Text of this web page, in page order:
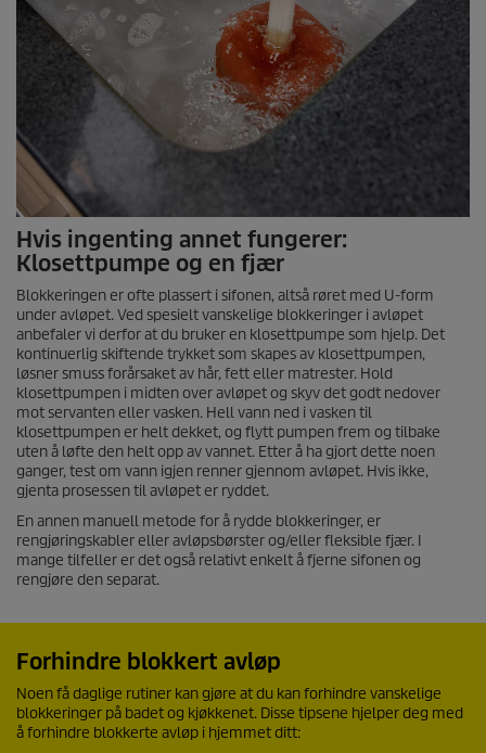
Hvis ingenting annet fungerer:
Klosettpumpe og en fjær
Blokkeringen er ofte plassert i sifonen, altså røret med U-form
under avløpet. Ved spesielt vanskelige blokkeringer i avløpet
anbefaler vi derfor at du bruker en klosettpumpe som hjelp. Det
kontinuerlig skiftende trykket som skapes av klosettpumpen,
løsner smuss forårsaket av hår, fett eller matrester. Hold
klosettpumpen i midten over avløpet og skyv det godt nedover
mot servanten eller vasken. Hell vann ned i vasken til
klosettpumpen er helt dekket, og flytt pumpen frem og tilbake
uten å løfte den helt opp av vannet. Etter å ha gjort dette noen
ganger, test om vann igjen renner gjennom avløpet. Hvis ikke,
gjenta prosessen til avløpet er ryddet.
En annen manuell metode for å rydde blokkeringer, er
rengjøringskabler eller avløpsbørster og/eller fleksible fjær. I
mange tilfeller er det også relativt enkelt å fjerne sifonen og
rengjøre den separat.
Forhindre blokkert avløp
Noen få daglige rutiner kan gjøre at du kan forhindre vanskelige
blokkeringer på badet og kjøkkenet. Disse tipsene hjelper deg med
å forhindre blokkerte avløp i hjemmet ditt: